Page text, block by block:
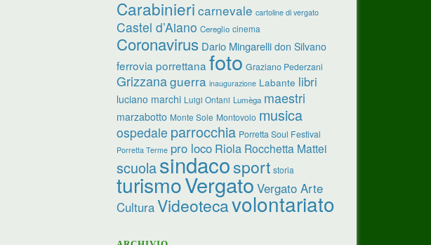
Carabinieri carnevale cartoline di vergato
Castel d’Aiano Cereglio cinema
Coronavirus Dario Mingarelli don Silvano
ferrovia porrettana foto Graziano Pederzani
Grizzanaguerra inaugurazione Labante libri
luciano marchi Luigi Ontani Lumèga maestri
marzabotto Monte Sole Montovolo musica
ospedale parrocchia Porretta Soul Festival
Porretta Terme pro loco Riola Rocchetta Mattei
scuolasindacosport storia
turismoVergato Vergato Arte
CulturaVideotecavolontariato